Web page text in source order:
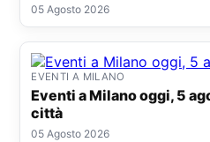
05 Agosto 2026
EVENTI A MILANO
Eventi a Milano oggi, 5 agosto 2026: cosa fare in
città
05 Agosto 2026